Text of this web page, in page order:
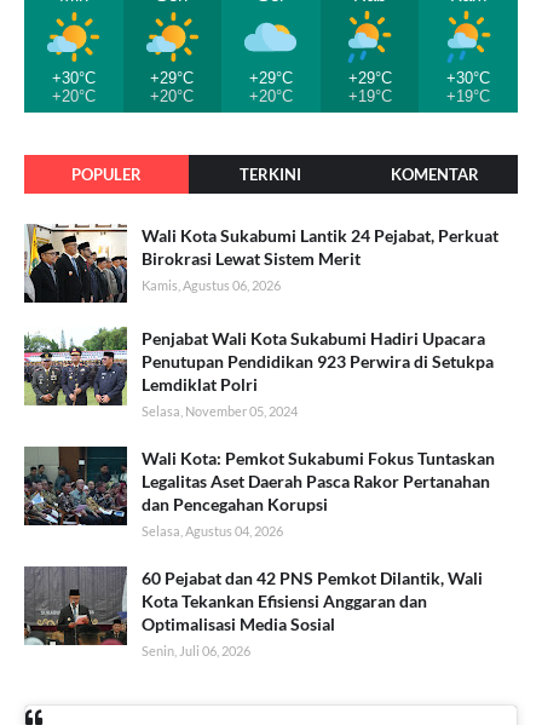
+30°C
+20°C
+29°C
+20°C
+29°C
+20°C
+29°C
+19°C
+30°C
+19°C
POPULER TERKINI KOMENTAR
Wali Kota Sukabumi Lantik 24 Pejabat, Perkuat
Birokrasi Lewat Sistem Merit
Kamis, Agustus 06, 2026
Penjabat Wali Kota Sukabumi Hadiri Upacara
Penutupan Pendidikan 923 Perwira di Setukpa
Lemdiklat Polri
Selasa, November 05, 2024
Wali Kota: Pemkot Sukabumi Fokus Tuntaskan
Legalitas Aset Daerah Pasca Rakor Pertanahan
dan Pencegahan Korupsi
Selasa, Agustus 04, 2026
60 Pejabat dan 42 PNS Pemkot Dilantik, Wali
Kota Tekankan Efisiensi Anggaran dan
Optimalisasi Media Sosial
Senin, Juli 06, 2026